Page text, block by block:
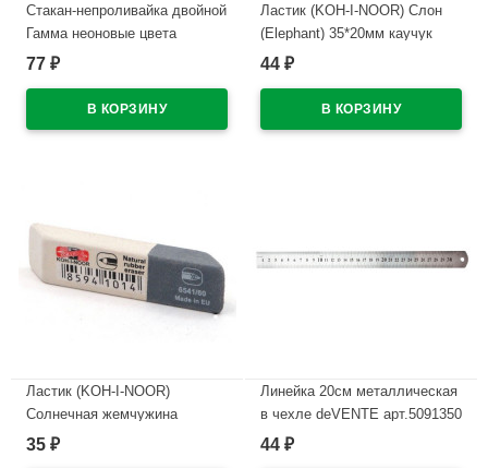
Стакан-непроливайка двойной
Гамма неоновые цвета
ассорти арт.10122040
77 ₽
Ластик (KOH-I-NOOR) Слон
(Elephant) 35*20мм каучук
арт.300/40-48
44 ₽
Ластик (KOH-I-NOOR)
Солнечная жемчужина
(Sunpearl) 60*13мм
35 ₽
Линейка 20см металлическая
в чехле deVENTE арт.5091350
В наличии
44 ₽